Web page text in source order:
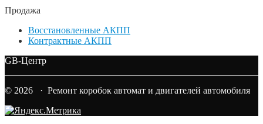
Продажа
Восстановленные АКПП
Контрактные АКПП
GB-Центр
© 2026 · Ремонт коробок автомат и двигателей автомобиля